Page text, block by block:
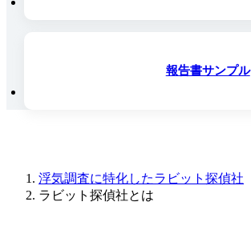
報告書サンプル
浮気調査に特化したラビット探偵社
ラビット探偵社とは